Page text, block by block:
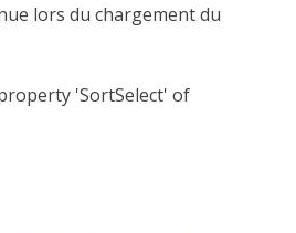
lors du chargement du
'SortSelect' of